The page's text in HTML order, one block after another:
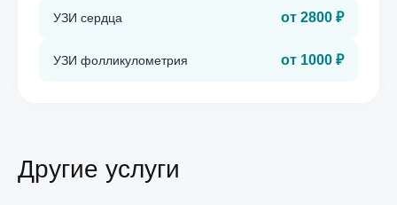
УЗИ сердца от 2800 ₽
УЗИ фолликулометрия от 1000 ₽
Другие услуги